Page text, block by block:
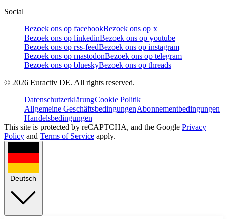
Social
Bezoek ons op facebookBezoek ons op x
Bezoek ons op linkedinBezoek ons op youtube
Bezoek ons op rss-feedBezoek ons op instagram
Bezoek ons op mastodonBezoek ons op telegram
Bezoek ons op blueskyBezoek ons op threads
© 2026 Euractiv DE. All rights reserved.
DatenschutzerklärungCookie Politik
Allgemeine GeschäftsbedingungenAbonnementbedingungen
Handelsbedingungen
This site is protected by reCAPTCHA, and the Google Privacy
Policy and Terms of Service apply.
Deutsch